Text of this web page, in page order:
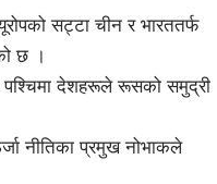
सट्टा चीन र भारततर्फ
छ ।
पश्चिमा देशहरूले रूसको समुद्री
नीतिका प्रमुख नोभाकले